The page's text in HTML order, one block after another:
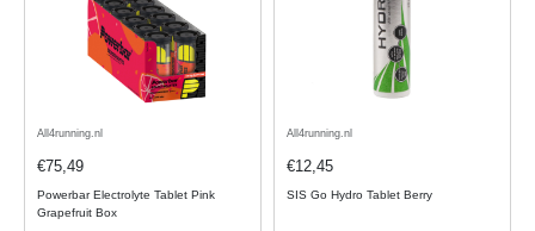
All4running.nl
€75,49
Powerbar Electrolyte Tablet Pink
Grapefruit Box
All4running.nl
€12,45
SIS Go Hydro Tablet Berry